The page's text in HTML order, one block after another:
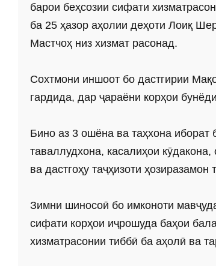
барои беҳсозии сифати
ба 25 ҳазор аҳолии деҳоти Лоиқ
Мастчоҳ низ хизмат расонад.
Сохтмони иншоот бо дастгирии
гардида, дар ҷараёни корҳои
Бино аз 3 ошёна ва таҳхона
таваллудхона, касалиҳои
ва дастгоҳу таҷҳизоти
Зимни шиносоӣ бо имконоти
сифати корҳои иҷрошуда баҳои
хизматрасонии тиббӣ ба аҳолӣ ва